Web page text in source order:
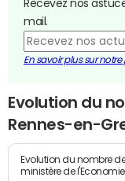
Recevez nos
mail.
En savoir plus sur
Evolution du
Rennes-en-
Evolution du nombre
ministère de